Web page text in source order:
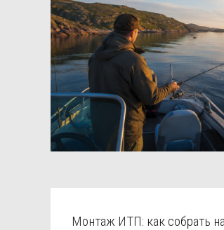
Монтаж ИТП: как собрать